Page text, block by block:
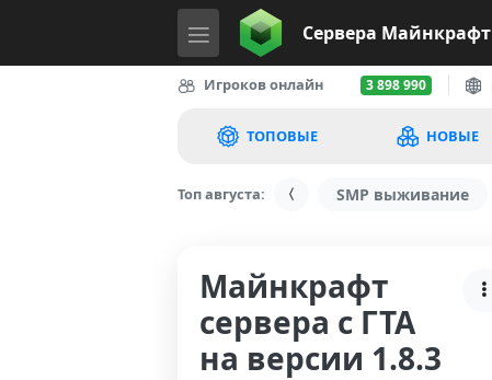
Сервера Майнкрафт
Игроков онлайн 3 898 990
ТОПОВЫЕ НОВЫЕ
Топ августа: SMP выживание
Майнкрафт
сервера с ГТА
на версии 1.8.3